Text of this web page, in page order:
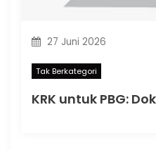
27 Juni 2026
Tak Berkategori